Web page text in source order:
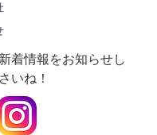
着情報をお知らせし
いね！